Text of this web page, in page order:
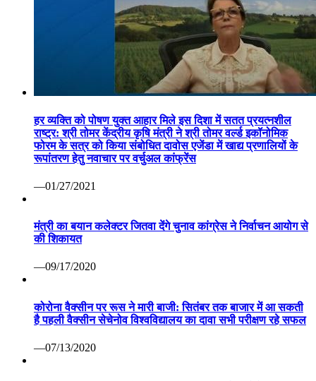
हर व्यक्ति को पोषण युक्त आहार मिले इस दिशा में सतत प्रयत्नशील
राष्ट्र: श्री तोमर केंद्रीय कृषि मंत्री ने श्री तोमर वर्ल्ड इकॉनोमिक
फोरम के सत्र को किया संबोधित दावोस एजेंडा में खाद्य प्रणालियों के
रूपांतरण हेतु नवाचार पर वर्चुअल कांफ्रेंस
—01/27/2021
मंत्री का बयान कलेक्टर जितवा देंगे चुनाव कांग्रेस ने निर्वाचन आयोग से
की शिकायत
—09/17/2020
कोरोना वैक्सीन पर रूस ने मारी बाजी: सितंबर तक बाजार में आ सकती
है पहली वैक्सीन सेचेनोव विश्वविद्यालय का दावा सभी परीक्षण रहे सफल
—07/13/2020